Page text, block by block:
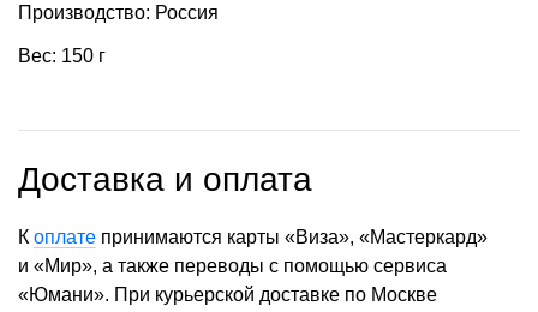
Производство: Россия
Вес: 150 г
Доставка и оплата
К оплате принимаются карты «Виза», «Мастеркард»
и «Мир», а также переводы с помощью сервиса
«Юмани». При курьерской доставке по Москве